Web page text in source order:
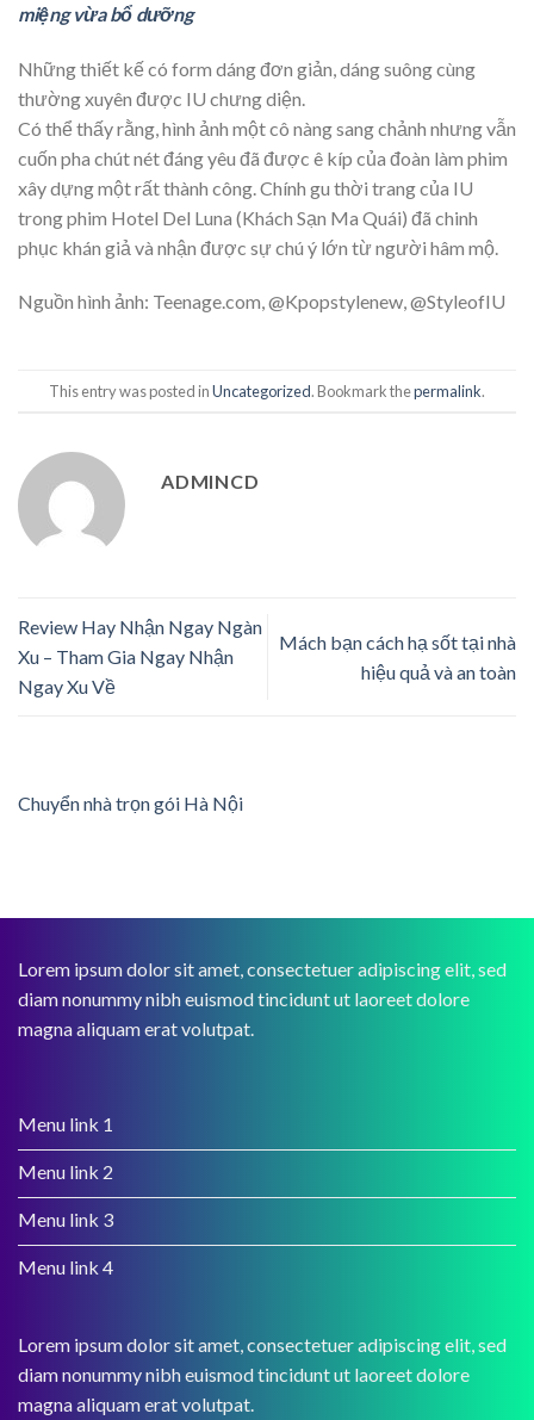
miệng vừa bổ dưỡng
Những thiết kế có form dáng đơn giản, dáng suông cùng
thường xuyên được IU chưng diện.
Có thể thấy rằng, hình ảnh một cô nàng sang chảnh nhưng vẫn
cuốn pha chút nét đáng yêu đã được ê kíp của đoàn làm phim
xây dựng một rất thành công. Chính gu thời trang của IU
trong phim Hotel Del Luna (Khách Sạn Ma Quái) đã chinh
phục khán giả và nhận được sự chú ý lớn từ người hâm mộ.
Nguồn hình ảnh: Teenage.com, @Kpopstylenew, @StyleofIU
This entry was posted inUncategorized. Bookmark thepermalink.
ADMINCD
Review Hay Nhận Ngay Ngàn
Xu – Tham Gia Ngay Nhận
Ngay Xu Về
Mách bạn cách hạ sốt tại nhà
hiệu quả và an toàn
Chuyển nhà trọn gói Hà Nội
Lorem ipsum dolor sit amet, consectetuer adipiscing elit, sed
diam nonummy nibh euismod tincidunt ut laoreet dolore
magna aliquam erat volutpat.
Menu link 1
Menu link 2
Menu link 3
Menu link 4
Lorem ipsum dolor sit amet, consectetuer adipiscing elit, sed
diam nonummy nibh euismod tincidunt ut laoreet dolore
magna aliquam erat volutpat.